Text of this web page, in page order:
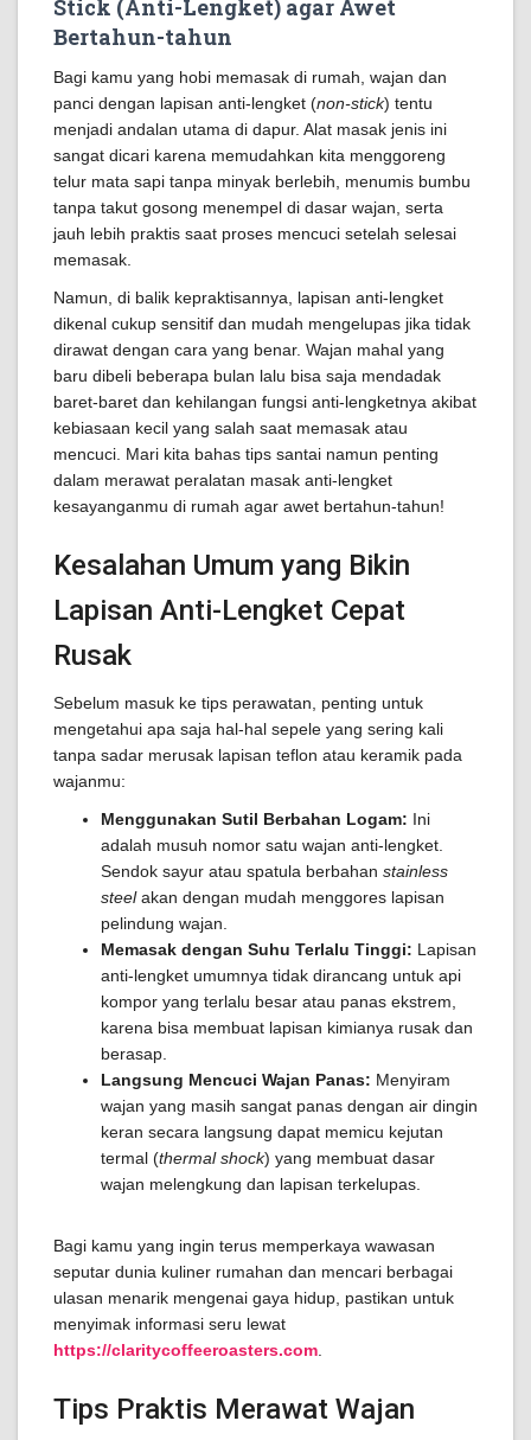
Stick (Anti-Lengket) agar Awet
Bertahun-tahun
Bagi kamu yang hobi memasak di rumah, wajan dan
panci dengan lapisan anti-lengket (non-stick) tentu
menjadi andalan utama di dapur. Alat masak jenis ini
sangat dicari karena memudahkan kita menggoreng
telur mata sapi tanpa minyak berlebih, menumis bumbu
tanpa takut gosong menempel di dasar wajan, serta
jauh lebih praktis saat proses mencuci setelah selesai
memasak.
Namun, di balik kepraktisannya, lapisan anti-lengket
dikenal cukup sensitif dan mudah mengelupas jika tidak
dirawat dengan cara yang benar. Wajan mahal yang
baru dibeli beberapa bulan lalu bisa saja mendadak
baret-baret dan kehilangan fungsi anti-lengketnya akibat
kebiasaan kecil yang salah saat memasak atau
mencuci. Mari kita bahas tips santai namun penting
dalam merawat peralatan masak anti-lengket
kesayanganmu di rumah agar awet bertahun-tahun!
Kesalahan Umum yang Bikin
Lapisan Anti-Lengket Cepat
Rusak
Sebelum masuk ke tips perawatan, penting untuk
mengetahui apa saja hal-hal sepele yang sering kali
tanpa sadar merusak lapisan teflon atau keramik pada
wajanmu:
Menggunakan Sutil Berbahan Logam: Ini
adalah musuh nomor satu wajan anti-lengket.
Sendok sayur atau spatula berbahan stainless
steelakan dengan mudah menggores lapisan
pelindung wajan.
Memasak dengan Suhu Terlalu Tinggi: Lapisan
anti-lengket umumnya tidak dirancang untuk api
kompor yang terlalu besar atau panas ekstrem,
karena bisa membuat lapisan kimianya rusak dan
berasap.
Langsung Mencuci Wajan Panas: Menyiram
wajan yang masih sangat panas dengan air dingin
keran secara langsung dapat memicu kejutan
termal (thermal shock) yang membuat dasar
wajan melengkung dan lapisan terkelupas.
Bagi kamu yang ingin terus memperkaya wawasan
seputar dunia kuliner rumahan dan mencari berbagai
ulasan menarik mengenai gaya hidup, pastikan untuk
menyimak informasi seru lewat
https://claritycoffeeroasters.com
Tips Praktis Merawat Wajan